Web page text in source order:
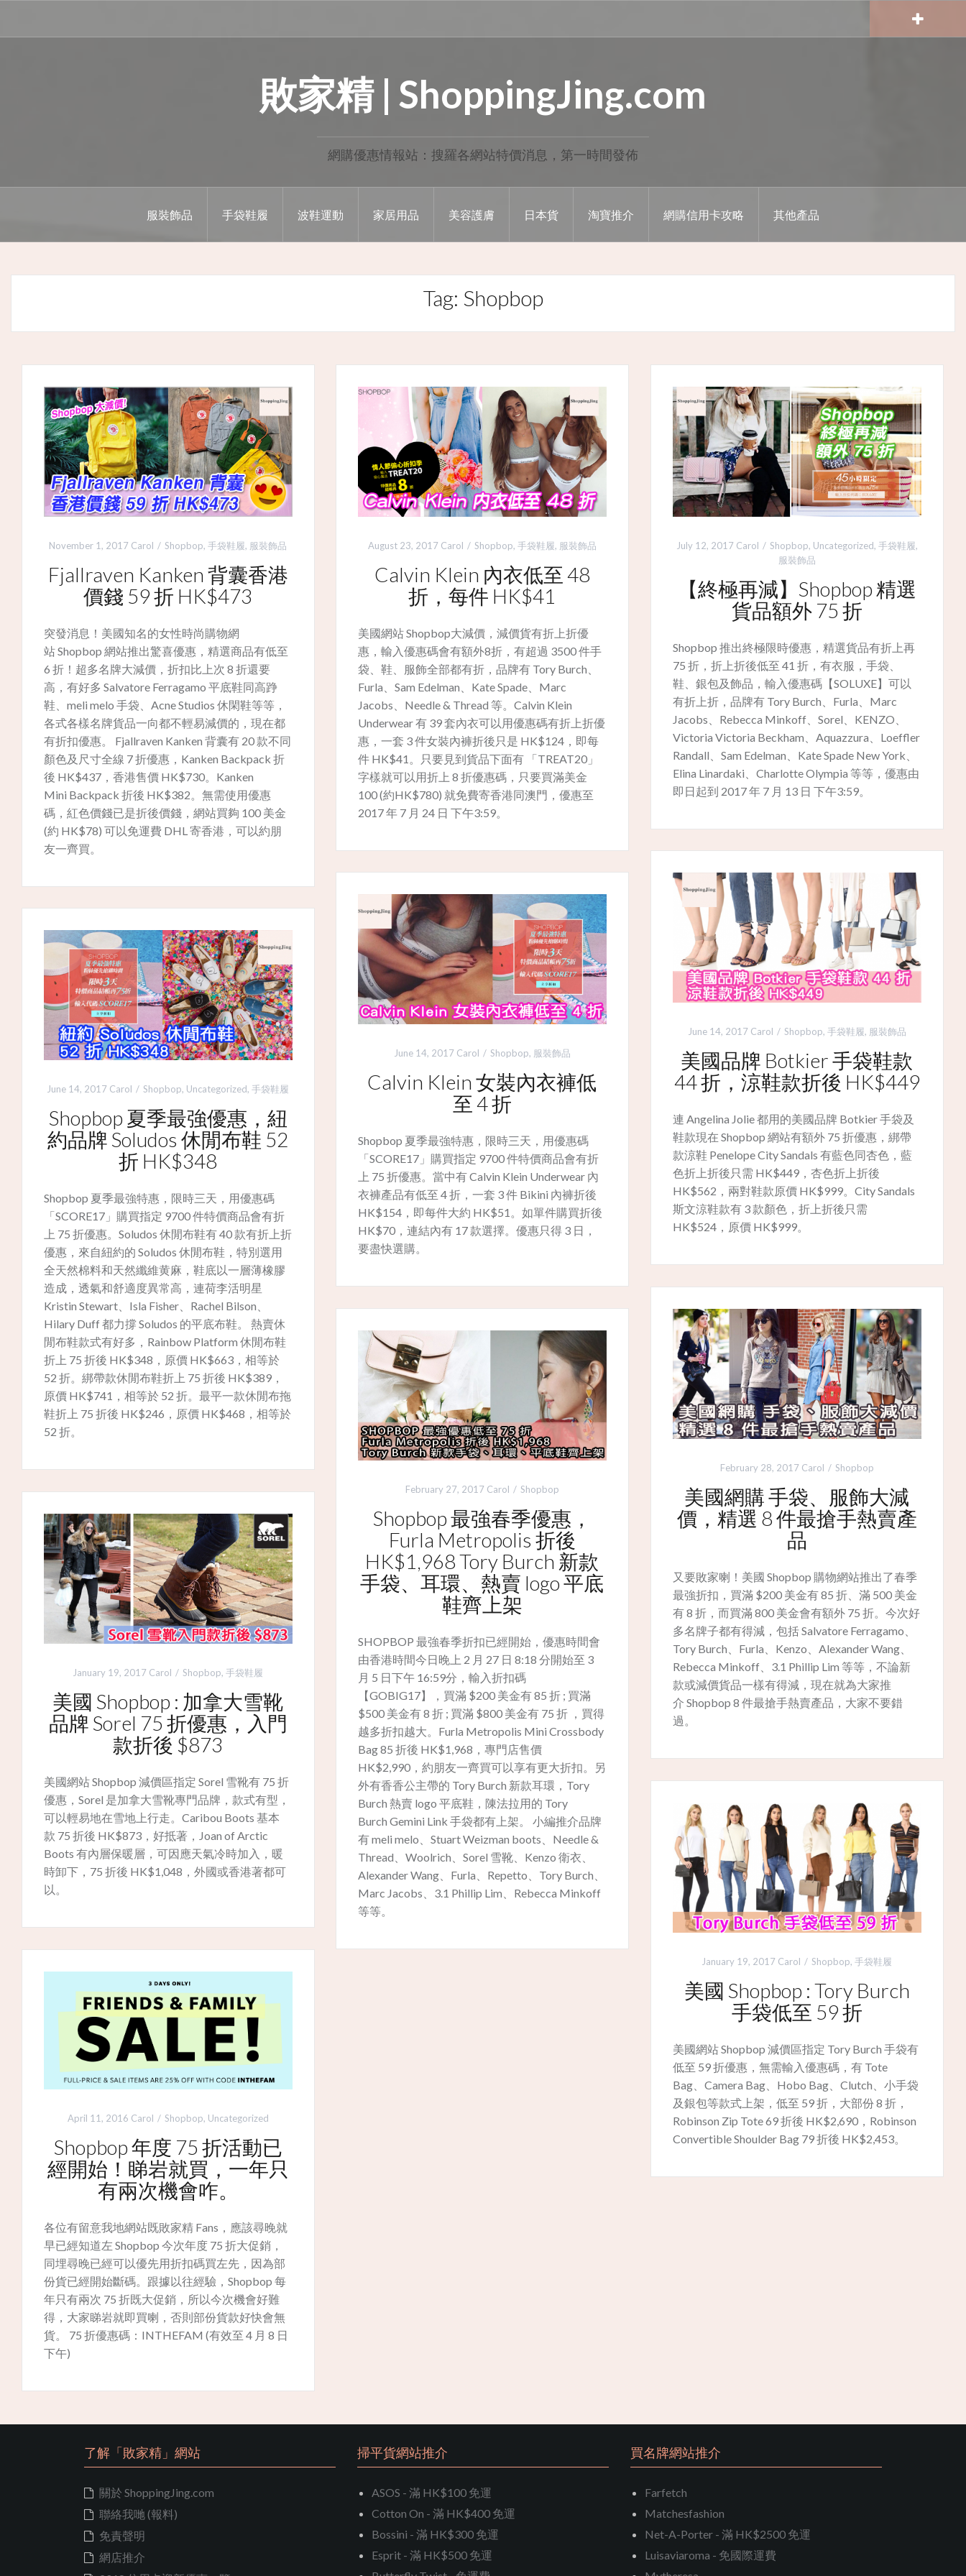
敗家精 | ShoppingJing.com
網購優惠情報站：搜羅各網站特價消息，第一時間發佈
服裝飾品 手袋鞋履 波鞋運動 家居用品 美容護膚 日本貨 淘寶推介 網購信用卡攻略 其他產品
Tag: Shopbop
November 1, 2017 Carol Shopbop,手袋鞋履, 服裝飾品
Fjallraven Kanken 背囊香港
價錢 59 折 HK$473
突發消息！美國知名的女性時尚購物網
站 Shopbop 網站推出驚喜優惠，精選商品有低至
6 折！超多名牌大減價，折扣比上次 8 折還要
高，有好多 Salvatore Ferragamo 平底鞋同高踭
鞋、meli melo 手袋、Acne Studios 休閑鞋等等，
各式各樣名牌貨品一向都不輕易減價的，現在都
有折扣優惠。 Fjallraven Kanken 背囊有 20 款不同
顏色及尺寸全線 7 折優惠，Kanken Backpack 折
後 HK$437，香港售價 HK$730。Kanken
Mini Backpack 折後 HK$382。無需使用優惠
碼，紅色價錢已是折後價錢，網站買夠 100 美金
(約 HK$78) 可以免運費 DHL 寄香港，可以約朋
友一齊買。
August 23, 2017 Carol Shopbop, 手袋鞋履, 服裝飾品
Calvin Klein 內衣低至 48
折，每件 HK$41
美國網站 Shopbop大減價，減價貨有折上折優
惠，輸入優惠碼會有額外8折，有超過 3500 件手
袋、鞋、服飾全部都有折，品牌有 Tory Burch、
Furla、Sam Edelman、Kate Spade、Marc
Jacobs、Needle & Thread 等。Calvin Klein
Underwear 有 39 套內衣可以用優惠碼有折上折優
惠，一套 3 件女裝內褲折後只是 HK$124，即每
件 HK$41。只要見到貨品下面有 「TREAT20」
字樣就可以用折上 8 折優惠碼，只要買滿美金
100 (約HK$780) 就免費寄香港同澳門，優惠至
2017 年 7 月 24 日 下午3:59。
July 12, 2017 Carol Shopbop, Uncategorized, 手袋鞋履,
服裝飾品
【終極再減】Shopbop 精選
貨品額外 75 折
Shopbop 推出終極限時優惠，精選貨品有折上再
75 折，折上折後低至 41 折，有衣服，手袋、
鞋、銀包及飾品，輸入優惠碼【SOLUXE】可以
有折上折，品牌有 Tory Burch、Furla、Marc
Jacobs、Rebecca Minkoff、Sorel、KENZO、
Victoria Victoria Beckham、Aquazzura、Loeffler
Randall、Sam Edelman、Kate Spade New York、
Elina Linardaki、Charlotte Olympia 等等，優惠由
即日起到 2017 年 7 月 13 日 下午3:59。
June 14, 2017 Carol Shopbop, 手袋鞋履, 服裝飾品
美國品牌 Botkier 手袋鞋款
44 折，涼鞋款折後 HK$449
連 Angelina Jolie 都用的美國品牌 Botkier 手袋及
鞋款現在 Shopbop 網站有額外 75 折優惠，綁帶
款涼鞋 Penelope City Sandals 有藍色同杏色，藍
色折上折後只需 HK$449，杏色折上折後
HK$562，兩對鞋款原價 HK$999。City Sandals
斯文涼鞋款有 3 款顏色，折上折後只需
HK$524，原價 HK$999。
June 14, 2017 Carol Shopbop, 服裝飾品
Calvin Klein 女裝內衣褲低
至 4 折
Shopbop 夏季最強特惠，限時三天，用優惠碼
「SCORE17」購買指定 9700 件特價商品會有折
上 75 折優惠。當中有 Calvin Klein Underwear 內
衣褲產品有低至 4 折，一套 3 件 Bikini 內褲折後
HK$154，即每件大約 HK$51。如單件購買折後
HK$70，連結內有 17 款選擇。優惠只得 3 日，
要盡快選購。
June 14, 2017 Carol Shopbop, Uncategorized,手袋鞋履
Shopbop 夏季最強優惠，紐
約品牌 Soludos 休閒布鞋 52
折 HK$348
Shopbop 夏季最強特惠，限時三天，用優惠碼
「SCORE17」購買指定 9700 件特價商品會有折
上 75 折優惠。Soludos 休閒布鞋有 40 款有折上折
優惠，來自紐約的 Soludos 休閒布鞋，特別選用
全天然棉料和天然纖維黄麻，鞋底以一層薄橡膠
造成，透氣和舒適度異常高，連荷李活明星
Kristin Stewart、Isla Fisher、Rachel Bilson、
Hilary Duff 都力撐 Soludos 的平底布鞋。 熱賣休
閒布鞋款式有好多，Rainbow Platform 休閒布鞋
折上 75 折後 HK$348，原價 HK$663，相等於
52 折。綁帶款休閒布鞋折上 75 折後 HK$389，
原價 HK$741，相等於 52 折。最平一款休閒布拖
鞋折上 75 折後 HK$246，原價 HK$468，相等於
52 折。
February 28, 2017 Carol Shopbop
美國網購 手袋、服飾大減
價，精選 8 件最搶手熱賣產
品
又要敗家喇！美國 Shopbop 購物網站推出了春季
最強折扣，買滿 $200 美金有 85 折、滿 500 美金
有 8 折，而買滿 800 美金會有額外 75 折。今次好
多名牌子都有得減，包括 Salvatore Ferragamo、
Tory Burch、Furla、Kenzo、Alexander Wang、
Rebecca Minkoff、3.1 Phillip Lim 等等，不論新
款或減價貨品一樣有得減，現在就為大家推
介 Shopbop 8 件最搶手熱賣產品，大家不要錯
過。
February 27, 2017 Carol Shopbop
Shopbop 最強春季優惠，
Furla Metropolis 折後
HK$1,968 Tory Burch 新款
手袋、耳環、熱賣 logo 平底
鞋齊上架
SHOPBOP 最強春季折扣已經開始，優惠時間會
由香港時間今日晚上 2 月 27 日 8:18 分開始至 3
月 5 日下午 16:59分，輸入折扣碼
【GOBIG17】，買滿 $200 美金有 85 折 ; 買滿
$500 美金有 8 折 ; 買滿 $800 美金有 75 折 ，買得
越多折扣越大。Furla Metropolis Mini Crossbody
Bag 85 折後 HK$1,968，專門店售價
HK$2,990，約朋友一齊買可以享有更大折扣。另
外有香香公主帶的 Tory Burch 新款耳環，Tory
Burch 熱賣 logo 平底鞋，陳法拉用的 Tory
Burch Gemini Link 手袋都有上架。 小編推介品牌
有 meli melo、Stuart Weizman boots、Needle &
Thread、Woolrich、Sorel 雪靴、Kenzo 衛衣、
Alexander Wang、Furla、Repetto、Tory Burch、
Marc Jacobs、3.1 Phillip Lim、Rebecca Minkoff
等等。
January 19, 2017 Carol Shopbop,手袋鞋履
美國 Shopbop : 加拿大雪靴
品牌 Sorel 75 折優惠，入門
款折後 $873
美國網站 Shopbop 減價區指定 Sorel 雪靴有 75 折
優惠，Sorel 是加拿大雪靴專門品牌，款式有型，
可以輕易地在雪地上行走。Caribou Boots 基本
款 75 折後 HK$873，好抵著，Joan of Arctic
Boots 有內層保暖層，可因應天氣冷時加入，暖
時卸下，75 折後 HK$1,048，外國或香港著都可
以。
January 19, 2017 Carol Shopbop,手袋鞋履
美國 Shopbop : Tory Burch
手袋低至 59 折
美國網站 Shopbop 減價區指定 Tory Burch 手袋有
低至 59 折優惠，無需輸入優惠碼，有 Tote
Bag、Camera Bag、Hobo Bag、Clutch、小手袋
及銀包等款式上架，低至 59 折，大部份 8 折，
Robinson Zip Tote 69 折後 HK$2,690，Robinson
Convertible Shoulder Bag 79 折後 HK$2,453。
April 11, 2016 Carol Shopbop, Uncategorized
Shopbop 年度 75 折活動已
經開始！睇岩就買，一年只
有兩次機會咋。
各位有留意我地網站既敗家精 Fans，應該尋晚就
早已經知道左 Shopbop 今次年度 75 折大促銷，
同埋尋晚已經可以優先用折扣碼買左先，因為部
份貨已經開始斷碼。跟據以往經驗，Shopbop 每
年只有兩次 75 折既大促銷，所以今次機會好難
得，大家睇岩就即買喇，否則部份貨款好快會無
貨。 75 折優惠碼：INTHEFAM (有效至 4 月 8 日
下午)
了解「敗家精」網站
關於 ShoppingJing.com
聯絡我哋 (報料)
免責聲明
網店推介
掃平貨網站推介
ASOS - 滿 HK$100 免運
Cotton On - 滿 HK$400 免運
Bossini - 滿 HK$300 免運
Esprit - 滿 HK$500 免運
買名牌網站推介
Farfetch
Matchesfashion
Net-A-Porter - 滿 HK$2500 免運
Luisaviaroma - 免國際運費